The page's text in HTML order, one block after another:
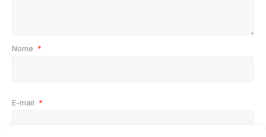
Nome *
E-mail *